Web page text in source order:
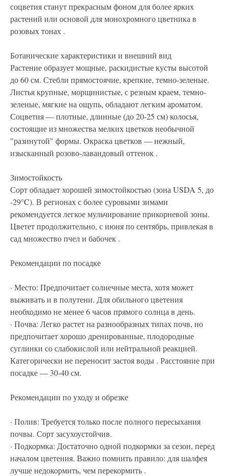
соцветия станут прекрасным фоном для более ярких
растений или основой для монохромного цветника в
розовых тонах .
Ботанические характеристики и внешний вид
Растение образует мощные, раскидистые кусты высотой
до 60 см. Стебли прямостоячие, крепкие, темно-зеленые.
Листья крупные, морщинистые, с резным краем, темно-
зеленые, мягкие на ощупь, обладают легким ароматом.
Соцветия — плотные, длинные (до 20-25 см) колосья,
состоящие из множества мелких цветков необычной
"разинутой" формы. Окраска цветков — нежный,
изысканный розово-лавандовый оттенок .
Зимостойкость
Сорт обладает хорошей зимостойкостью (зона USDA 5, до
-29°C). В регионах с более суровыми зимами
рекомендуется легкое мульчирование прикорневой зоны.
Цветет продолжительно, с июня по сентябрь, привлекая в
сад множество пчел и бабочек .
Рекомендации по посадке
· Место: Предпочитает солнечные места, хотя может
выживать и в полутени. Для обильного цветения
необходимо не менее 6 часов прямого солнца в день.
· Почва: Легко растет на разнообразных типах почв, но
предпочитает хорошо дренированные, плодородные
суглинки со слабокислой или нейтральной реакцией.
Категорически не переносит застоя воды . Расстояние при
посадке — 30-40 см.
Рекомендации по уходу и обрезке
· Полив: Требуется только после полного пересыхания
почвы. Сорт засухоустойчив.
· Подкормка: Достаточно одной подкормки за сезон, перед
началом цветения. Важно помнить правило: для шалфея
лучше недокормить, чем перекормить .